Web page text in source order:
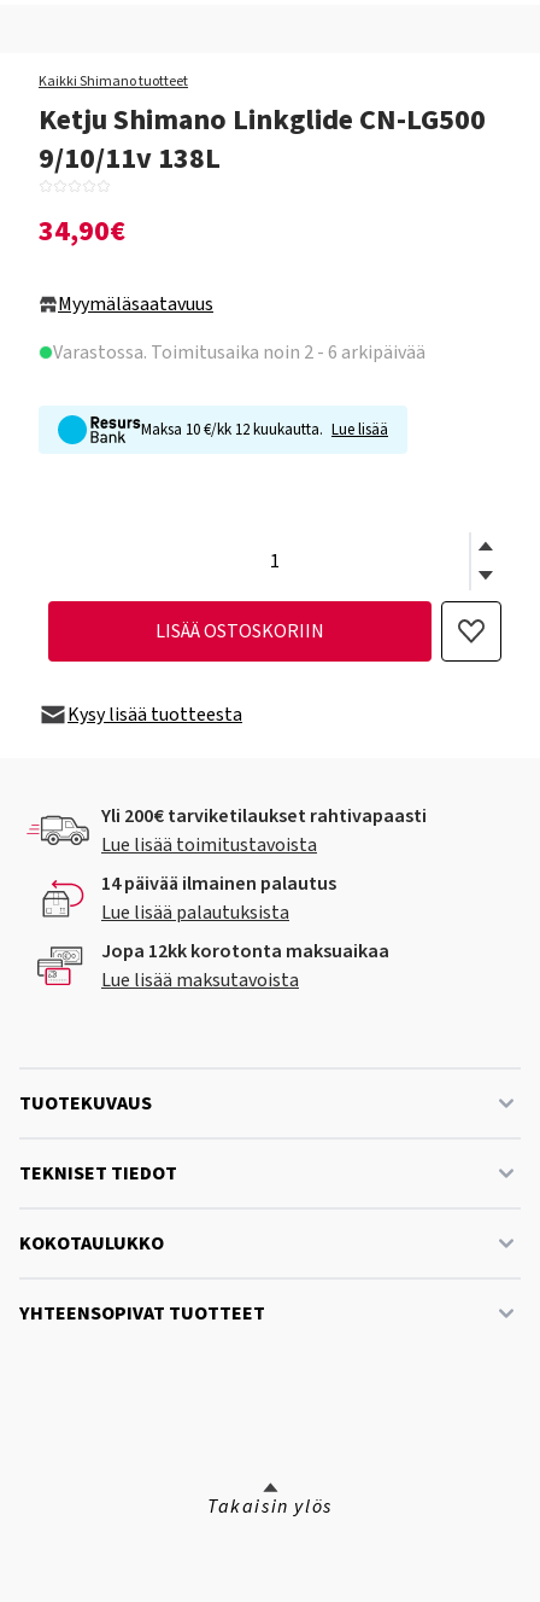
Kaikki Shimano tuotteet
Ketju Shimano Linkglide CN-LG500
9/10/11v 138L
34,90€
Myymäläsaatavuus
Varastossa. Toimitusaika noin 2 - 6 arkipäivää
Maksa 10 €/kk 12 kuukautta. Lue lisää
LISÄÄ OSTOSKORIIN
Kysy lisää tuotteesta
Yli 200€ tarviketilaukset rahtivapaasti
Lue lisää toimitustavoista
14 päivää ilmainen palautus
Lue lisää palautuksista
Jopa 12kk korotonta maksuaikaa
Lue lisää maksutavoista
TUOTEKUVAUS
TEKNISET TIEDOT
KOKOTAULUKKO
YHTEENSOPIVAT TUOTTEET
Takaisin ylös